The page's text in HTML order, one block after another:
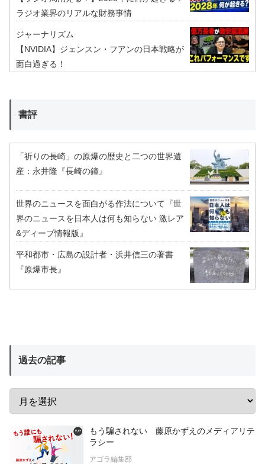
ラジオ業界のリアルな財務事情
ジャーナリズム
【NVIDIA】ジェンスン・フアンの日本戦略が
面白過ぎる！
書評
「祈りの長崎」の原爆の歴史と二つの世界遺
産：永井隆『長崎の鐘』
世界のニュースを面白がる作法について『世
界のニュースを日本人は何も知らない 激レア
&ディープ情報版』
平和都市・広島の設計者・浜井信三の著書
『原爆市長』
過去の記事
もう騙されない 藤原かずえのメディアリテ
ラシー
アゴラ編集部